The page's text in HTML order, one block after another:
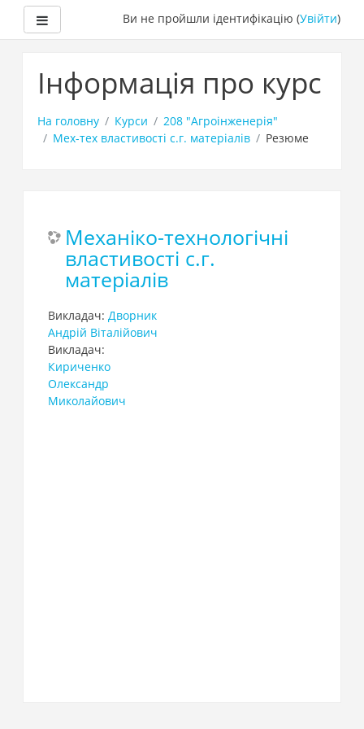
головного
Бокова панельВи не пройшли ідентифікацію (Увійти)
Інформація про курс
На головну Курси
208 "Агроінженерія"
Мех-тех властивості с.г. матеріалів
Резюме
Механіко-технологічні
властивості с.г.
матеріалів
Викладач: Дворник
Андрій Віталійович
Викладач:
Кириченко
Олександр
Миколайович